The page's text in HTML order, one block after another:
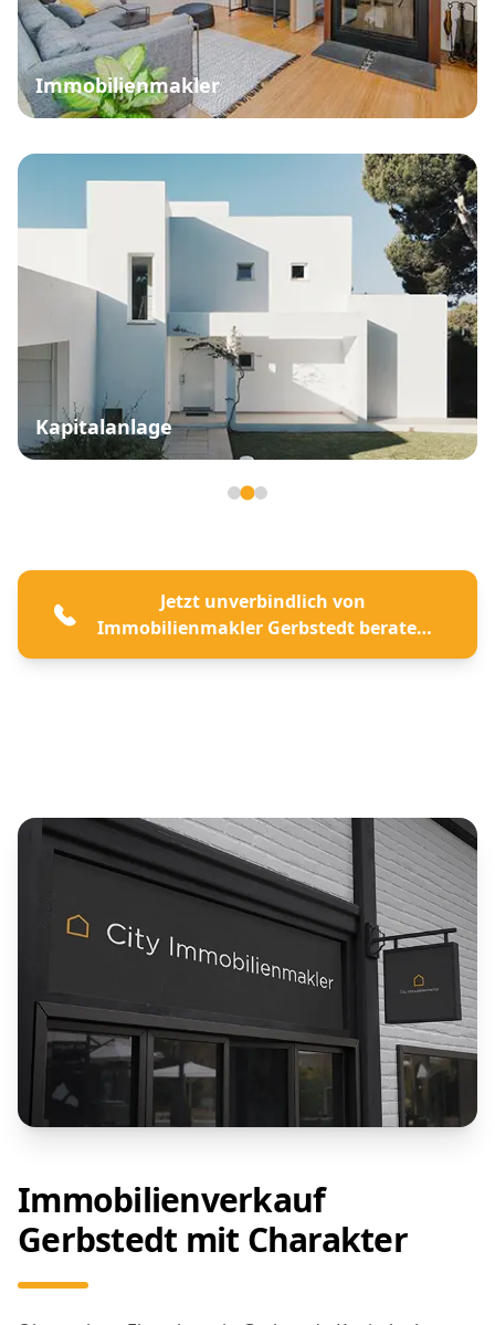
Immobilienmakler
Kapitalanlage
Jetzt unverbindlich von
Immobilienmakler Gerbstedt beraten
lassen
Immobilienverkauf
Gerbstedt mit Charakter